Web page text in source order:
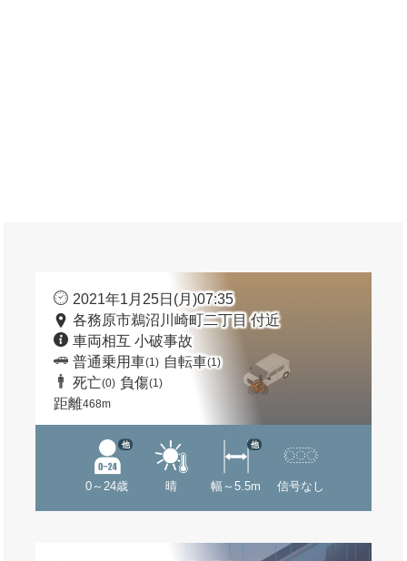
2021年1月25日(月)07:35
各務原市鵜沼川崎町二丁目 付近
車両相互 小破事故
普通乗用車(1) 自転車(1)
死亡(0) 負傷(1)
距離468m
0～24歳
他
晴 幅～5.5m
他
信号なし